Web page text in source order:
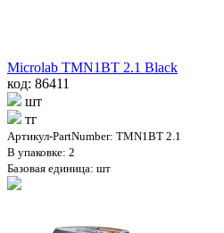
Microlab TMN1BT 2.1 Black
код: 86411
шт
тг
Артикул-PartNumber: TMN1BT 2.1
В упаковке: 2
Базовая единица: шт